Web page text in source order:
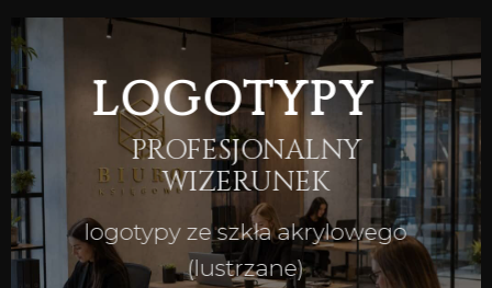
LOGOTYPY
PROFESJONALNY
WIZERUNEK
logotypy ze szkła akrylowego
(lustrzane)